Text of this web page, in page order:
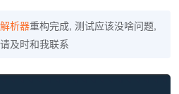
析器重构完成, 测试应该没啥问题,
及时和我联系